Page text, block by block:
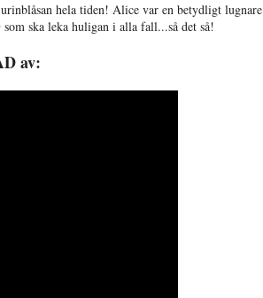
hela tiden! Alice var en betydligt lugnare
ska leka huligan i alla fall...så det så!
av: